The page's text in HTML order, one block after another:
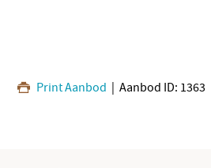
Print Aanbod | Aanbod ID: 1363